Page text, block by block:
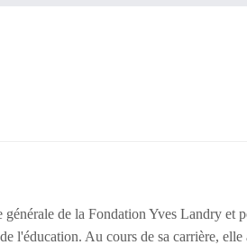
de la Fondation Yves Landry et
l'éducation. Au cours de sa carrière,